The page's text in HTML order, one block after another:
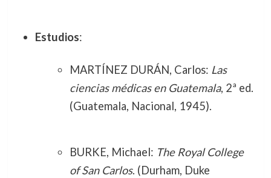
Estudios:
MARTÍNEZ DURÁN, Carlos: Las
ciencias médicas en Guatemala, 2ª ed.
(Guatemala, Nacional, 1945).
BURKE, Michael: The Royal College
of San Carlos. (Durham, Duke